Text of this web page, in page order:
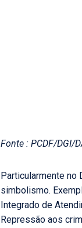
Fonte : PCDF/DGI/
Particularmente no
simbolismo.
Integrado de
Repressão aos